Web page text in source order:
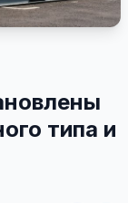
типа и